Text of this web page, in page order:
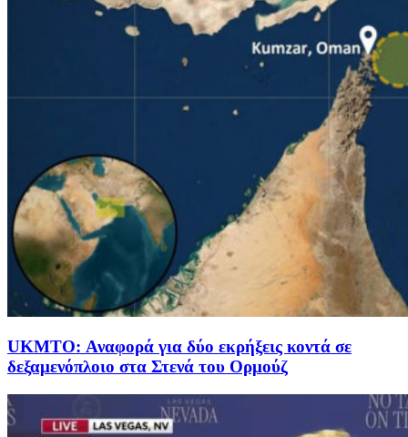
UKMTO: Αναφορά για δύο εκρήξεις κοντά σε
δεξαμενόπλοιο στα Στενά του Ορμούζ